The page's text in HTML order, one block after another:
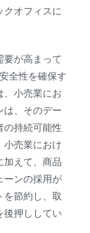
オフィスに
が高まって
全性を確保す
、小売業にお
は、そのデー
の持続可能性
小売業におけ
加えて、商品
ーンの採用が
節約し、取
後押ししてい